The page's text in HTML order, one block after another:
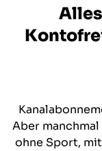
Aber
ohne Sport,